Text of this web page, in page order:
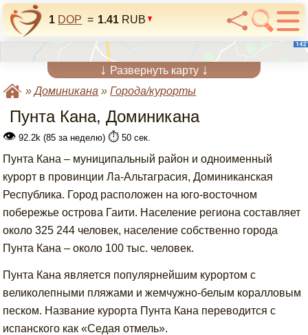
1 DOP = 1.41 RUB
↓ Развернуть карту ↓
»Доминикана »Города/курорты
Пунта Кана, Доминикана
👁 92.2k (85 за неделю) ⏱️ 50 сек.
Пунта Кана – муниципальный район и одноименный
курорт в провинции Ла-Альтаграсия, Доминиканская
Республика. Город расположен на юго-восточном
побережье острова Гаити. Население региона составляет
около 325 244 человек, население собственно города
Пунта Кана – около 100 тыс. человек.
Пунта Кана является популярнейшим курортом с
великолепными пляжами и жемчужно-белым коралловым
песком. Название курорта Пунта Кана переводится с
испанского как «Седая отмель».